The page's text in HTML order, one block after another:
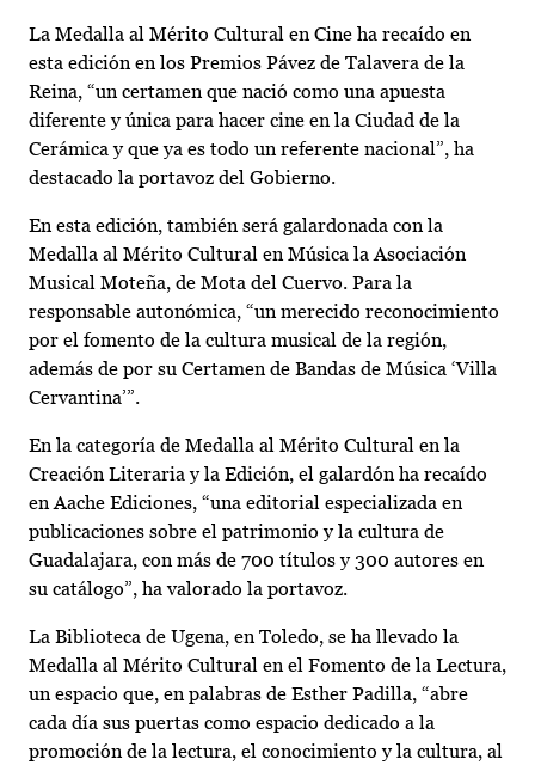
La Medalla al Mérito Cultural en Cine ha recaído en
esta edición en los Premios Pávez de Talavera de la
Reina, “un certamen que nació como una apuesta
diferente y única para hacer cine en la Ciudad de la
Cerámica y que ya es todo un referente nacional”, ha
destacado la portavoz del Gobierno.
En esta edición, también será galardonada con la
Medalla al Mérito Cultural en Música la Asociación
Musical Moteña, de Mota del Cuervo. Para la
responsable autonómica, “un merecido reconocimiento
por el fomento de la cultura musical de la región,
además de por su Certamen de Bandas de Música ‘Villa
Cervantina’”.
En la categoría de Medalla al Mérito Cultural en la
Creación Literaria y la Edición, el galardón ha recaído
en Aache Ediciones, “una editorial especializada en
publicaciones sobre el patrimonio y la cultura de
Guadalajara, con más de 700 títulos y 300 autores en
su catálogo”, ha valorado la portavoz.
La Biblioteca de Ugena, en Toledo, se ha llevado la
Medalla al Mérito Cultural en el Fomento de la Lectura,
un espacio que, en palabras de Esther Padilla, “abre
cada día sus puertas como espacio dedicado a la
promoción de la lectura, el conocimiento y la cultura, al